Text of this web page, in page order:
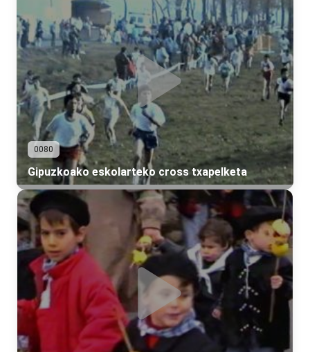
0080
Gipuzkoako eskolarteko cross txapelketa